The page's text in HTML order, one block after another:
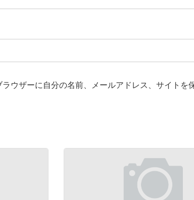
ウザーに自分の名前、メールアドレス、サイトを